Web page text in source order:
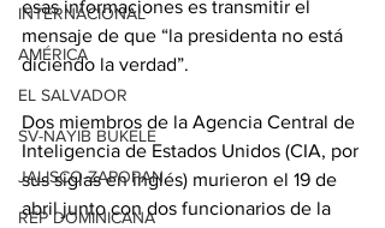
INTERNACIONAL
AMÉRICA
EL SALVADOR
SV-NAYIB BUKELE
JALISCO-ZAPOPAN
REP DOMINICANA
esas informaciones es transmitir el
mensaje de que “la presidenta no está
diciendo la verdad”.
Dos miembros de la Agencia Central de
Inteligencia de Estados Unidos (CIA, por
sus siglas en inglés) murieron el 19 de
abril junto con dos funcionarios de la